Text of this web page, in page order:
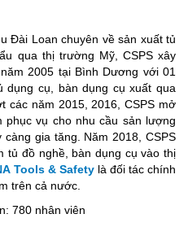
chuyên về sản xuất tủ
qua thị trường Mỹ, CSPS xây
2005 tại Bình Dương với 01
dụng cụ, bàn dụng cụ xuất qua
các năm 2015, 2016, CSPS mở
phục vụ cho nhu cầu sản lượng
gia tăng. Năm 2018, CSPS
tủ đồ nghề, bàn dụng cụ vào thị
Tools & Safetylà đối tác chính
trên cả nước.
nhân viên